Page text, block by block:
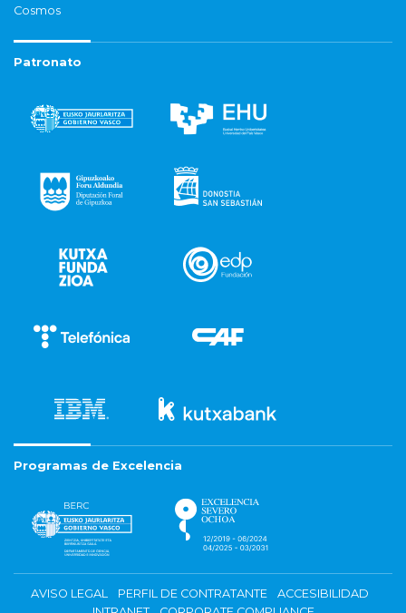
Cosmos
Patronato
Programas de Excelencia
AVISO LEGAL PERFIL DE CONTRATANTE
ACCESIBILIDAD